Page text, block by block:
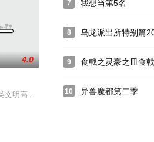
年
たスピンオフ作品。5分枠のショートアニ
4.0
文明高度发达，外星殖民不再是幻想。然
7 我想当第5名
8 乌龙派出所特别篇2016：THE
9 食戟之灵豪之皿食
10 异兽魔都第二季